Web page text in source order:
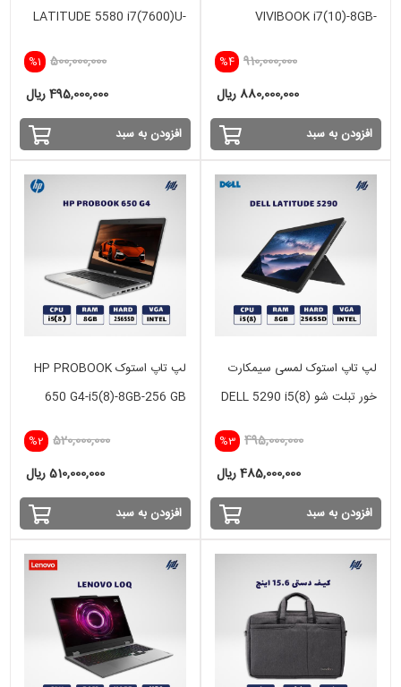
VIVIBOOK i7(10)-8GB-
%4 910,000,000
880,000,000 ریال
افزودن به سبد
LATITUDE 5580 i7(7600)U-
%1 500,000,000
495,000,000 ریال
افزودن به سبد
لپ تاپ استوک لمسی سیمکارت
خور تبلت شو DELL 5290 i5(8)
%3 495,000,000
485,000,000 ریال
افزودن به سبد
لپ تاپ استوک HP PROBOOK
650 G4-i5(8)-8GB-256 GB
%2 520,000,000
510,000,000 ریال
افزودن به سبد